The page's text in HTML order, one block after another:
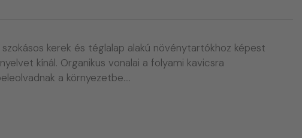
kerek és téglalap alakú növénytartókhoz képest
kínál. Organikus vonalai a folyami kavicsra
a környezetbe.…